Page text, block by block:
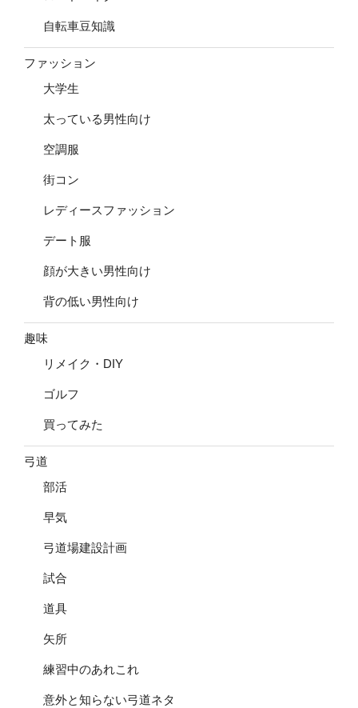
自転車豆知識
ファッション
大学生
太っている男性向け
空調服
街コン
レディースファッション
デート服
顔が大きい男性向け
背の低い男性向け
趣味
リメイク・DIY
ゴルフ
買ってみた
弓道
部活
早気
弓道場建設計画
試合
道具
矢所
練習中のあれこれ
意外と知らない弓道ネタ